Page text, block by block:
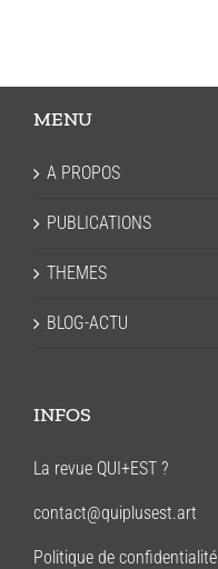
MENU
A PROPOS
PUBLICATIONS
THEMES
BLOG-ACTU
INFOS
La revue QUI+EST ?
contact@quiplusest.art
Politique de confidentialité